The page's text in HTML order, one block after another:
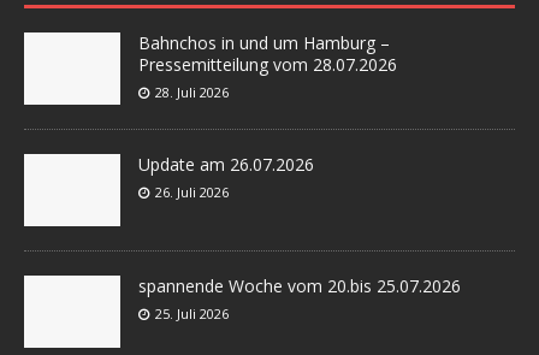
Bahnchos in und um Hamburg –
Pressemitteilung vom 28.07.2026
28. Juli 2026
Update am 26.07.2026
26. Juli 2026
spannende Woche vom 20.bis 25.07.2026
25. Juli 2026